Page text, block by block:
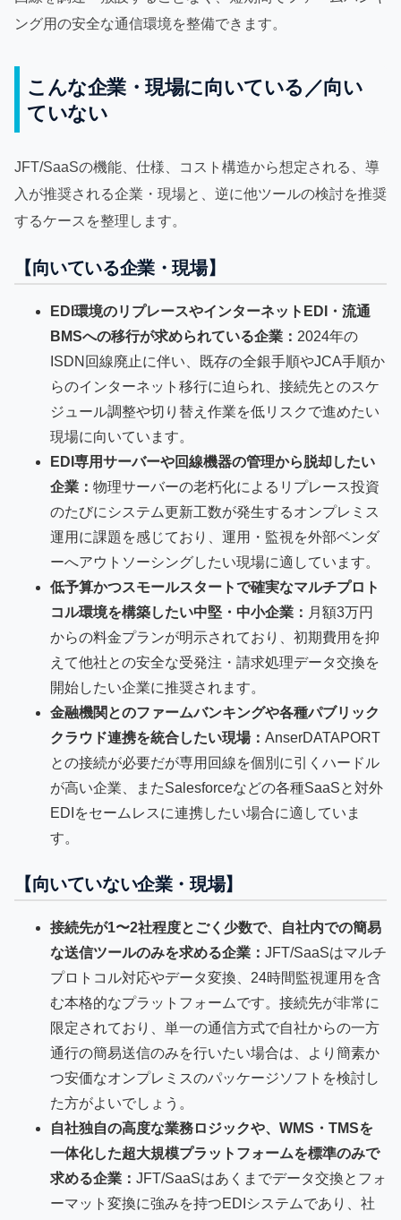
ング用の安全な通信環境を整備できます。
こんな企業・現場に向いている／向い
ていない
JFT/SaaSの機能、仕様、コスト構造から想定される、導
入が推奨される企業・現場と、逆に他ツールの検討を推奨
するケースを整理します。
【向いている企業・現場】
EDI環境のリプレースやインターネットEDI・流通
BMSへの移行が求められている企業： 2024年の
ISDN回線廃止に伴い、既存の全銀手順やJCA手順か
らのインターネット移行に迫られ、接続先とのスケ
ジュール調整や切り替え作業を低リスクで進めたい
現場に向いています。
EDI専用サーバーや回線機器の管理から脱却したい
企業： 物理サーバーの老朽化によるリプレース投資
のたびにシステム更新工数が発生するオンプレミス
運用に課題を感じており、運用・監視を外部ベンダ
ーへアウトソーシングしたい現場に適しています。
低予算かつスモールスタートで確実なマルチプロト
コル環境を構築したい中堅・中小企業： 月額3万円
からの料金プランが明示されており、初期費用を抑
えて他社との安全な受発注・請求処理データ交換を
開始したい企業に推奨されます。
金融機関とのファームバンキングや各種パブリック
クラウド連携を統合したい現場： AnserDATAPORT
との接続が必要だが専用回線を個別に引くハードル
が高い企業、またSalesforceなどの各種SaaSと対外
EDIをセームレスに連携したい場合に適していま
す。
【向いていない企業・現場】
接続先が1〜2社程度とごく少数で、自社内での簡易
な送信ツールのみを求める企業： JFT/SaaSはマルチ
プロトコル対応やデータ変換、24時間監視運用を含
む本格的なプラットフォームです。接続先が非常に
限定されており、単一の通信方式で自社からの一方
通行の簡易送信のみを行いたい場合は、より簡素か
つ安価なオンプレミスのパッケージソフトを検討し
た方がよいでしょう。
自社独自の高度な業務ロジックや、WMS・TMSを
一体化した超大規模プラットフォームを標準のみで
求める企業： JFT/SaaSはあくまでデータ交換とフォ
ーマット変換に強みを持つEDIシステムであり、社